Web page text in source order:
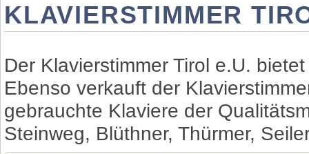
KLAVIERSTIMMER
Der Klavierstimmer Tirol e.U.
Ebenso verkauft der
gebrauchte Klaviere der
Steinweg, Blüthner, Thürmer,